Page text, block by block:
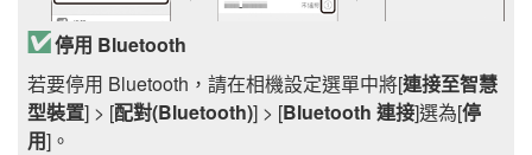
停用 Bluetooth
若要停用 Bluetooth，請在相機設定選單中將[連接至智慧
型裝置] > [配對(Bluetooth)] > [Bluetooth 連接]選為[停
用]。